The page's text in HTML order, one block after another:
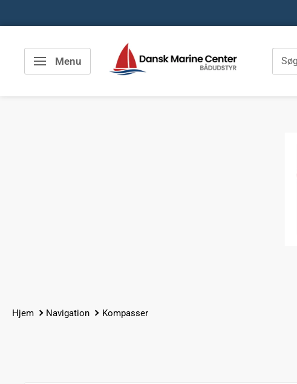
til
Menu
Dansk
Marine
Hjem Navigation Kompasser